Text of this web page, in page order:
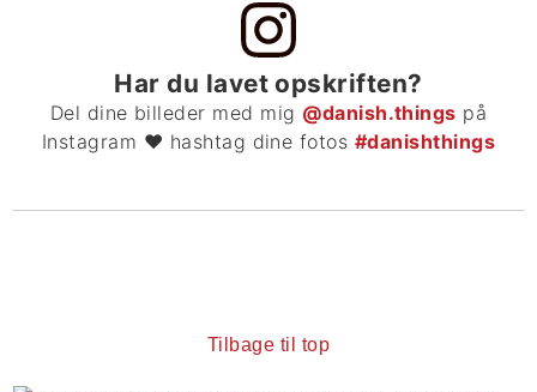
Har du lavet opskriften?
Del dine billeder med mig @danish.things på
Instagram ❤ hashtag dine fotos #danishthings
Tilbage til top